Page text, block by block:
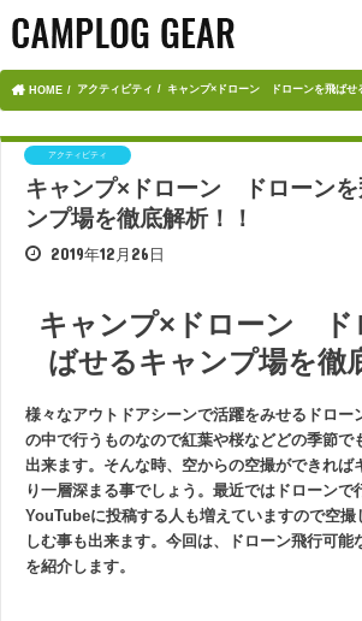
HOME アクティビティ キャンプ×ドローン ドローンを飛ばせ
アクティビティ
キャンプ×ドローン ドローンを
ンプ場を徹底解析！！
2019年12月26日
キャンプ×ドローン ド
ばせるキャンプ場を徹
様々なアウトドアシーンで活躍をみせるドロー
の中で行うものなので紅葉や桜などどの季節で
出来ます。そんな時、空からの空撮ができれば
り一層深まる事でしょう。最近ではドローンで
YouTubeに投稿する人も増えていますので空撮
しむ事も出来ます。今回は、ドローン飛行可能
を紹介します。